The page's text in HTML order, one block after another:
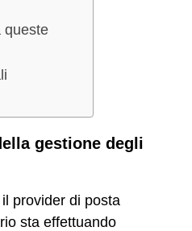
queste
gestione degli
provider di posta
sta effettuando